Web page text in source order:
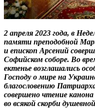
2 апреля 2023 года, в
памяти преподобной
и епископ Арсений
Софийском соборе. Во
ектенье возглашались
Господу о мире на
благословению
совершено чтение
во всякой скорби